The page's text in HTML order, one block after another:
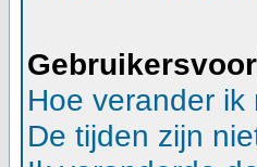
Hoe verander
De tijden zijn